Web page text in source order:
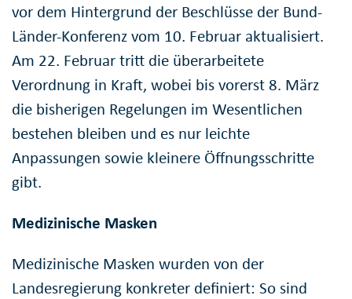
vor dem Hintergrund der Beschlüsse der Bund-
Länder-Konferenz vom 10. Februar aktualisiert.
Am 22. Februar tritt die überarbeitete
Verordnung in Kraft, wobei bis vorerst 8. März
die bisherigen Regelungen im Wesentlichen
bestehen bleiben und es nur leichte
Anpassungen sowie kleinere Öffnungsschritte
gibt.
Medizinische Masken
Medizinische Masken wurden von der
Landesregierung konkreter definiert: So sind